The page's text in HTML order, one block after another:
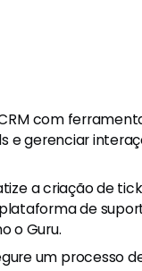
com
e gerenciar
a criação de
de
o Guru.
um processo